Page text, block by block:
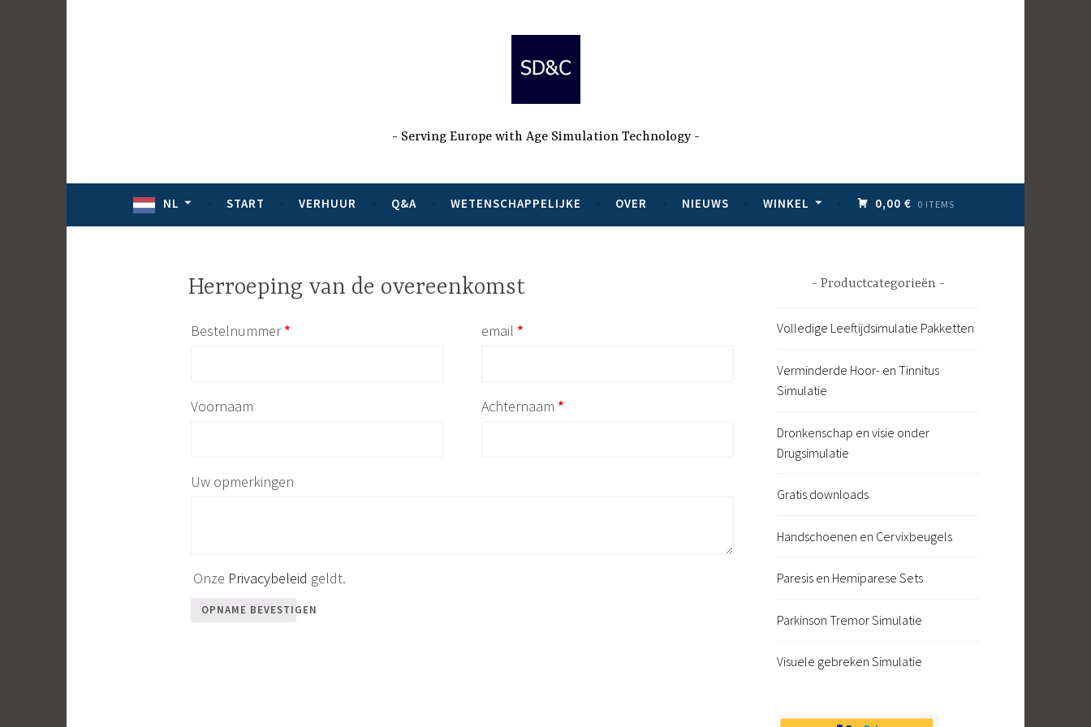
Serving Europe with Age Simulation Technology
NL START VERHUUR Q&A WETENSCHAPPELIJKE OVER NIEUWS WINKEL 0,00 € 0 ITEMS
Herroeping van de overeenkomst
Bestelnummer* email *Vereist
Voornaam Achternaam *Vereist
Paginadraad *Verplicht
Uw opmerkingen
Onze Privacybeleid geldt.
OPNAME BEVESTIGEN
Productcategorieën
Volledige Leeftijdsimulatie Pakketten
Verminderde Hoor- en Tinnitus
Simulatie
Dronkenschap en visie onder
Drugsimulatie
Gratis downloads
Handschoenen en Cervixbeugels
Paresis en Hemiparese Sets
Parkinson Tremor Simulatie
Visuele gebreken Simulatie